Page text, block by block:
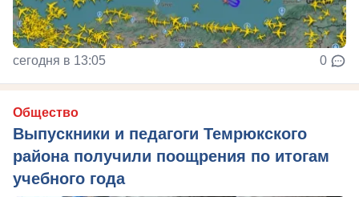
сегодня в 13:05 0
Общество
Выпускники и педагоги Темрюкского
района получили поощрения по итогам
учебного года